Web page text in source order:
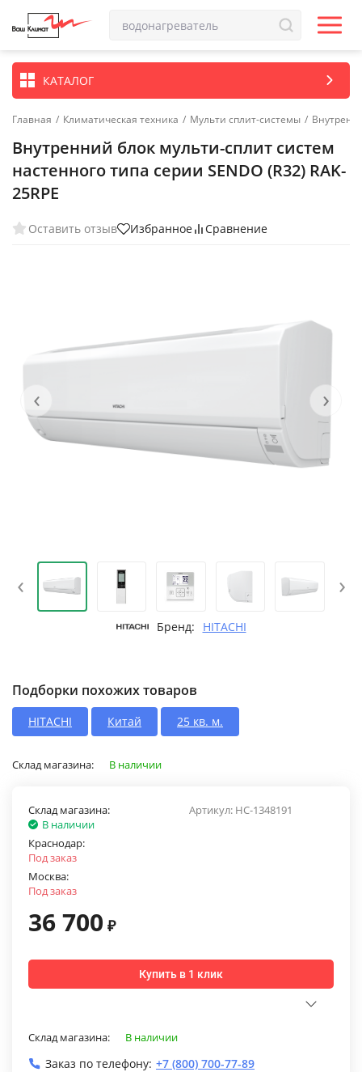
КАТАЛОГ
Главная / Климатическая техника / Мульти сплит-системы /
Внутренний блок мульти-сплит систем
настенного типа серии SENDO (R32) RAK-
25RPE
Оставить отзыв Избранное Сравнение
‹ ›
‹ ›
Бренд: HITACHI
Подборки похожих товаров
HITACHI Китай 25 кв. м.
Склад магазина: В наличии
Артикул: НС-1348191
Склад магазина:
В наличии
Краснодар:
Под заказ
Москва:
Под заказ
36 700 ₽
Купить в 1 клик
Склад магазина: В наличии
Заказ по телефону: +7 (800) 700-77-89